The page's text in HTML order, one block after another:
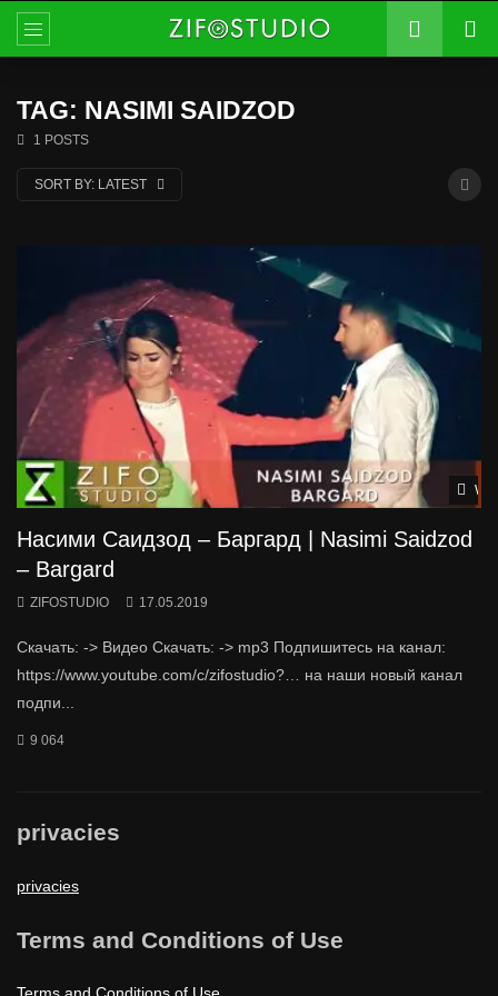
TAG: NASIMI SAIDZOD
1 POSTS
SORT BY: LATEST
Насими Саидзод – Баргард | Nasimi Saidzod
– Bargard
ZIFOSTUDIO 17.05.2019
Скачать: -> Видео Скачать: -> mp3 Подпишитесь на канал:
https://www.youtube.com/c/zifostudio?… на наши новый канал
подпи...
9 064
privacies
privacies
Terms and Conditions of Use